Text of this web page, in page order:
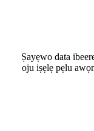
Ṣayẹwo data
oju iṣẹlẹ pẹlu